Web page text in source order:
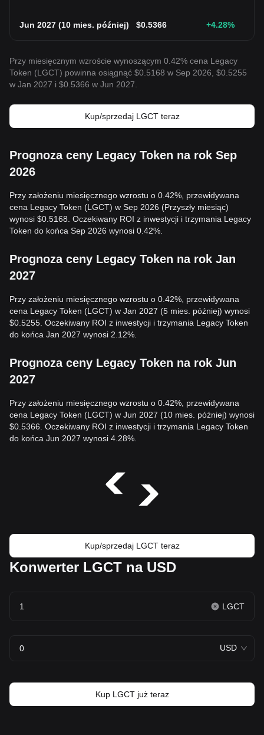
Jun 2027 (10 mies. później) $0.5366 +4.28%
Przy miesięcznym wzroście wynoszącym 0.42% cena Legacy
Token (LGCT) powinna osiągnąć $0.5168 w Sep 2026, $0.5255
w Jan 2027 i $0.5366 w Jun 2027.
Kup/sprzedaj LGCT teraz
Prognoza ceny Legacy Token na rok Sep
2026
Przy założeniu miesięcznego wzrostu o 0.42%, przewidywana
cena Legacy Token (LGCT) w Sep 2026 (Przyszły miesiąc)
wynosi $0.5168. Oczekiwany ROI z inwestycji i trzymania Legacy
Token do końca Sep 2026 wynosi 0.42%.
Prognoza ceny Legacy Token na rok Jan
2027
Przy założeniu miesięcznego wzrostu o 0.42%, przewidywana
cena Legacy Token (LGCT) w Jan 2027 (5 mies. później) wynosi
$0.5255. Oczekiwany ROI z inwestycji i trzymania Legacy Token
do końca Jan 2027 wynosi 2.12%.
Prognoza ceny Legacy Token na rok Jun
2027
Przy założeniu miesięcznego wzrostu o 0.42%, przewidywana
cena Legacy Token (LGCT) w Jun 2027 (10 mies. później) wynosi
$0.5366. Oczekiwany ROI z inwestycji i trzymania Legacy Token
do końca Jun 2027 wynosi 4.28%.
Kup/sprzedaj LGCT teraz
Konwerter LGCT na USD
LGCT
USD
Kup LGCT już teraz